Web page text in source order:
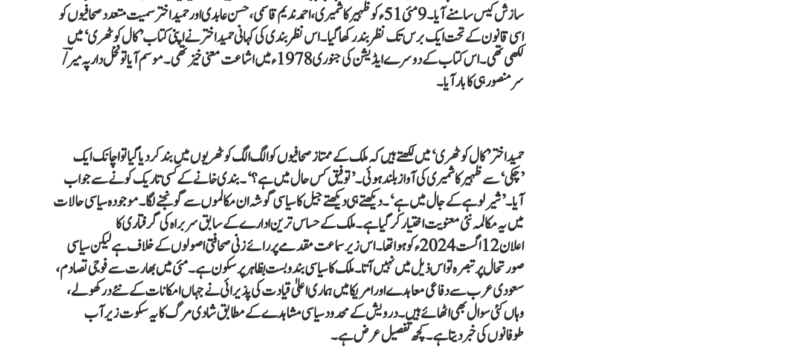
سازش کیس سامنے آیا۔ 9 مئی 51ء کو ظہیر کاشمیری، احمد ندیم قاسمی، حسن عابدی اور حمید اختر سمیت متعدد صحافیوں کو
اسی قانون کے تحت ایک برس تک نظربند رکھا گیا۔ اس نظربندی کی کہانی حمید اختر نے اپنی کتاب’کال کوٹھری‘ میں
لکھی تھی۔ اس کتاب کے دوسرے ایڈیشن کی جنوری 1978ء میں اشاعت معنی خیز تھی۔ موسم آیا تو نخل دار پہ میرؔ /
سر منصور ہی کا بار آیا۔
حمید اختر ’کال کوٹھری‘ میں لکھتے ہیں کہ ملک کے ممتاز صحافیوں کو الگ الگ کوٹھریوں میں بند کر دیا گیا تو اچانک ایک
’چکی‘ سے ظہیر کاشمیری کی آواز بلند ہوئی۔ ’توفیق کس حال میں ہے؟‘۔ بندی خانے کے کسی تاریک کونے سے جواب
آیا۔ ’شیر لوہے کے جال میں ہے‘۔ دیکھتے ہی دیکھتے جیل کا سیاسی گوشہ ان مکالموں سے گونجنے لگا۔ موجودہ سیاسی حالات
میں یہ مکالمہ نئی معنویت اختیار کر گیا ہے۔ ملک کے حساس ترین ادارے کے سابق سربراہ کی گرفتاری کا
اعلان 12اگست 2024ء کو ہوا تھا۔ اس زیر سماعت مقدمے پر رائے زنی صحافتی اصولوں کے خلاف ہے لیکن سیاسی
صورتحال پر تبصرہ تو اس ذیل میں نہیں آتا۔ ملک کا سیاسی بندوبست بظاہر پرسکون ہے۔ مئی میں بھارت سے فوجی تصادم،
سعودی عرب سے دفاعی معاہدے اور امریکا میں ہماری اعلیٰ قیادت کی پذیرائی نے جہاں امکانات کے نئے در کھولے،
وہاں کئی سوال بھی اٹھائے ہیں۔ درویش کے محدود سیاسی مشاہدے کے مطابق شادی مرگ کا یہ سکوت زیر آب
طوفانوں کی خبر دیتا ہے۔ کچھ تفصیل عرض ہے۔